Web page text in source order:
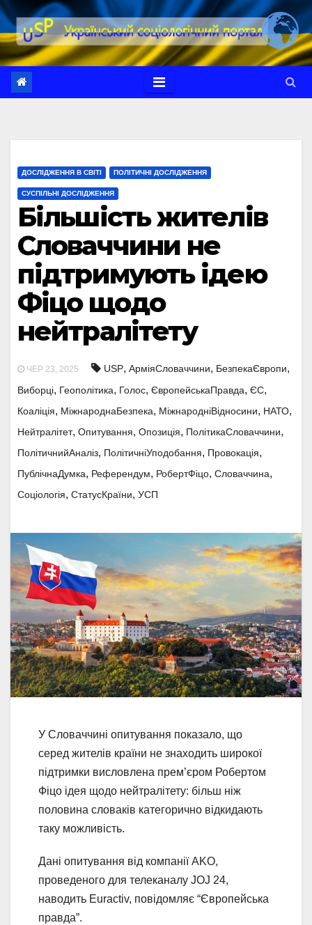
Перейти
до
вмісту
ДОСЛІДЖЕННЯ В СВІТІ ПОЛІТИЧНІ ДОСЛІДЖЕННЯ
СУСПІЛЬНІ ДОСЛІДЖЕННЯ
Більшість жителів
Словаччини не
підтримують ідею
Фіцо щодо
нейтралітету
ЧЕР 23, 2025 USP, АрміяСловаччини, БезпекаЄвропи,
Виборці, Геополітика, Голос, ЄвропейськаПравда, ЄС,
Коаліція, МіжнароднаБезпека, МіжнародніВідносини, НАТО,
Нейтралітет, Опитування, Опозиція, ПолітикаСловаччини,
ПолітичнийАналіз, ПолітичніУподобання, Провокація,
ПублічнаДумка, Референдум, РобертФіцо, Словаччина,
Соціологія, СтатусКраїни, УСП
У Словаччині опитування показало, що
серед жителів країни не знаходить широкої
підтримки висловлена прем’єром Робертом
Фіцо ідея щодо нейтралітету: більш ніж
половина словаків категорично відкидають
таку можливість.
Дані опитування від компанії AKO,
проведеного для телеканалу JOJ 24,
наводить Euractiv, повідомляє “Європейська
правда”.